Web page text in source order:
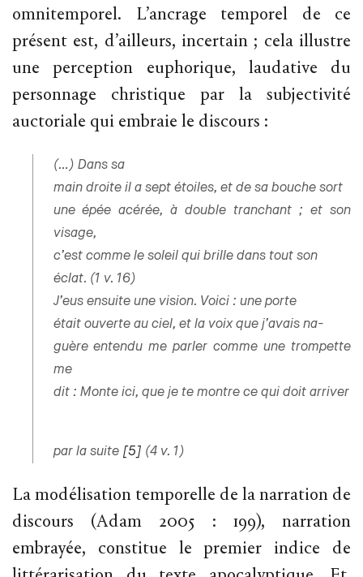
omnitemporel. L’ancrage temporel de ce
présent est, d’ailleurs, incertain ; cela illustre
une perception euphorique, laudative du
personnage christique par la subjectivité
auctoriale qui embraie le discours :
(…) Dans sa
main droite il a sept étoiles, et de sa bouche sort
une épée acérée, à double tranchant ; et son
visage,
c’est comme le soleil qui brille dans tout son
éclat. (1 v. 16)
J’eus ensuite une vision. Voici : une porte
était ouverte au ciel, et la voix que j’avais na-
guère entendu me parler comme une trompette
me
dit : Monte ici, que je te montre ce qui doit arriver
par la suite [5] (4 v. 1)
La modélisation temporelle de la narration de
discours (Adam 2005 : 199), narration
embrayée, constitue le premier indice de